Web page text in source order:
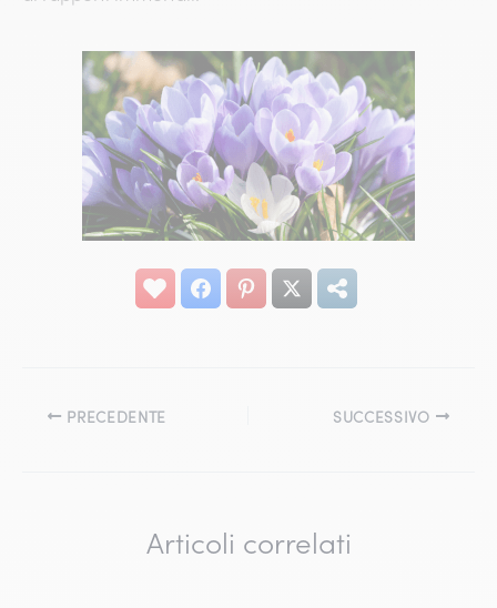
PRECEDENTE SUCCESSIVO
Articoli correlati